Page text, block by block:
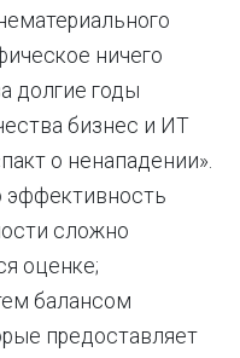
ничего
долгие годы
бизнес и ИТ
о ненападении».
эффективность
сложно
оценке;
балансом
предоставляет